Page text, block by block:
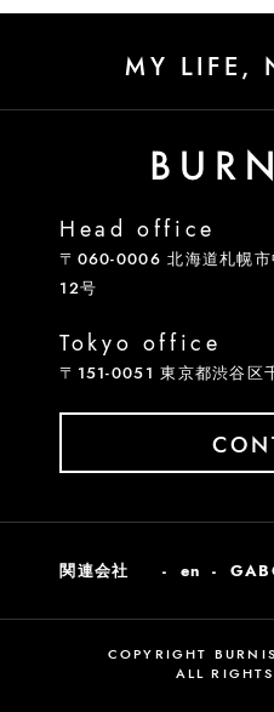
MY LIFE,
関連会社 en
Head office
〒060-0006 北海道札幌市
12号
Tokyo office
〒151-0051 東京都渋谷区
COPYRIGHT
ALL